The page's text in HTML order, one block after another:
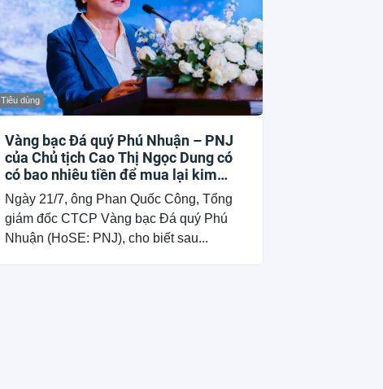
Tiêu dùng
Vàng bạc Đá quý Phú Nhuận – PNJ
của Chủ tịch Cao Thị Ngọc Dung có
có bao nhiêu tiền để mua lại kim
cương?
Ngày 21/7, ông Phan Quốc Công, Tổng
giám đốc CTCP Vàng bạc Đá quý Phú
Nhuận (HoSE: PNJ), cho biết sau...